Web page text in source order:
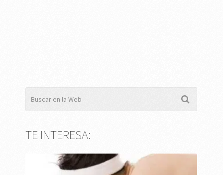
TE INTERESA: